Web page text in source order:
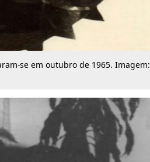
se em outubro de 1965. Imagem: